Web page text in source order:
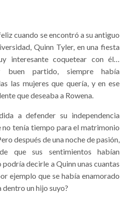
cuando se encontró a su antiguo
Quinn Tyler, en una fiesta
interesante coquetear con él…
buen partido, siempre había
las mujeres que quería, y en ese
que deseaba a Rowena.
a defender su independencia
no tenía tiempo para el matrimonio
después de una noche de pasión,
que sus sentimientos habían
decirle a Quinn unas cuantas
ejemplo que se había enamorado
dentro un hijo suyo?